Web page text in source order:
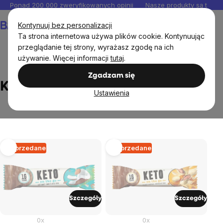
Kontynuuj bez personalizacji
Ta strona internetowa używa plików cookie. Kontynuując
przeglądanie tej strony, wyrażasz zgodę na ich
używanie. Więcej informacjitutaj.
Zgadzam się
Ustawienia
Przejść
do
treści
Ponad 200 000 zweryfikowanych opinii Nasze produkty są
KETO
KETO
Lista
produktów
Wyprzedane
0x
Szczegóły
Wyprzedane
0x
Szczegóły